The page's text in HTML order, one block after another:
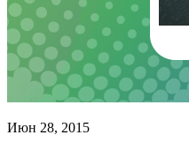
Июн 28, 2015